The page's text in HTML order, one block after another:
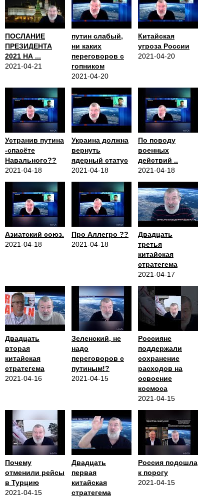
ПОСЛАНИЕ
ПРЕЗИДЕНТА
2021 НА ...
2021-04-21
путин слабый,
ни каких
переговоров с
гопником
2021-04-20
Китайская
угроза России
2021-04-20
Устранив путина
-спасёте
Навального??
2021-04-18
Украина должна
вернуть
ядерный статус
2021-04-18
По поводу
военных
действий ..
2021-04-18
Азиатский союз.
2021-04-18
Про Аллегро ??
2021-04-18
Двадцать
третья
китайская
стратегема
2021-04-17
Двадцать
вторая
китайская
стратегема
2021-04-16
Зеленский, не
надо
переговоров с
путиным!?
2021-04-15
Россияне
поддержали
сохранение
расходов на
освоение
космоса
2021-04-15
Почему
отменили рейсы
в Турцию
2021-04-15
Двадцать
первая
китайская
стратегема
Россия подошла
к порогу
2021-04-15